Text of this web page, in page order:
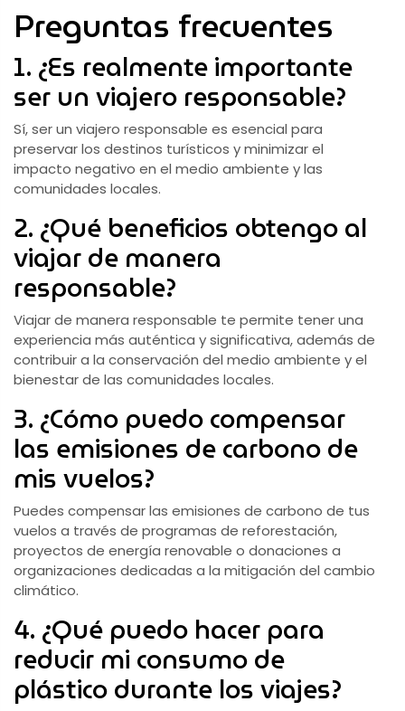
Preguntas frecuentes
1. ¿Es realmente importante
ser un viajero responsable?
Sí, ser un viajero responsable es esencial para
preservar los destinos turísticos y minimizar el
impacto negativo en el medio ambiente y las
comunidades locales.
2. ¿Qué beneficios obtengo al
viajar de manera
responsable?
Viajar de manera responsable te permite tener una
experiencia más auténtica y significativa, además de
contribuir a la conservación del medio ambiente y el
bienestar de las comunidades locales.
3. ¿Cómo puedo compensar
las emisiones de carbono de
mis vuelos?
Puedes compensar las emisiones de carbono de tus
vuelos a través de programas de reforestación,
proyectos de energía renovable o donaciones a
organizaciones dedicadas a la mitigación del cambio
climático.
4. ¿Qué puedo hacer para
reducir mi consumo de
plástico durante los viajes?